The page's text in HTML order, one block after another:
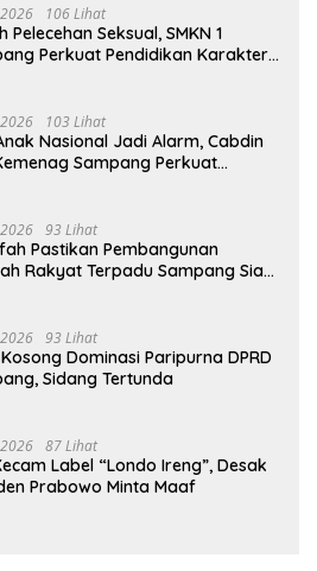
106 Lihat
Pelecehan Seksual, SMKN 1
Perkuat Pendidikan Karakter
103 Lihat
Nasional Jadi Alarm, Cabdin
Sampang Perkuat
93 Lihat
Pastikan Pembangunan
Rakyat Terpadu Sampang Siap
93 Lihat
Dominasi Paripurna DPRD
Sidang Tertunda
87 Lihat
Label “Londo Ireng”, Desak
Prabowo Minta Maaf